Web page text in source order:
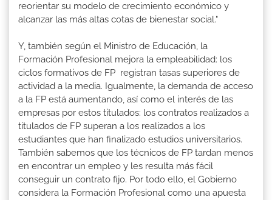
reorientar su modelo de crecimiento económico y
alcanzar las más altas cotas de bienestar social."
Y, también según el Ministro de Educación, la
Formación Profesional mejora la empleabilidad: los
ciclos formativos de FP registran tasas superiores de
actividad a la media. Igualmente, la demanda de acceso
a la FP está aumentando, así como el interés de las
empresas por estos titulados: los contratos realizados a
titulados de FP superan a los realizados a los
estudiantes que han finalizado estudios universitarios.
También sabemos que los técnicos de FP tardan menos
en encontrar un empleo y les resulta más fácil
conseguir un contrato fijo. Por todo ello, el Gobierno
considera la Formación Profesional como una apuesta